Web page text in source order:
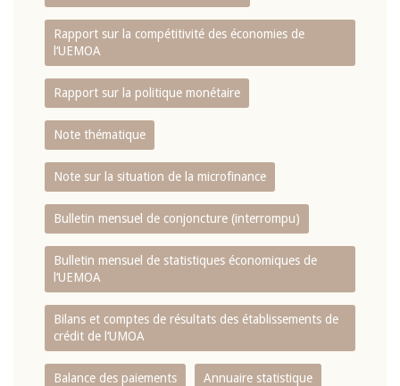
Rapport sur la compétitivité des économies de
l‘UEMOA
Rapport sur la politique monétaire
Note thématique
Note sur la situation de la microfinance
Bulletin mensuel de conjoncture (interrompu)
Bulletin mensuel de statistiques économiques de
l‘UEMOA
Bilans et comptes de résultats des établissements de
crédit de l‘UMOA
Balance des paiements Annuaire statistique